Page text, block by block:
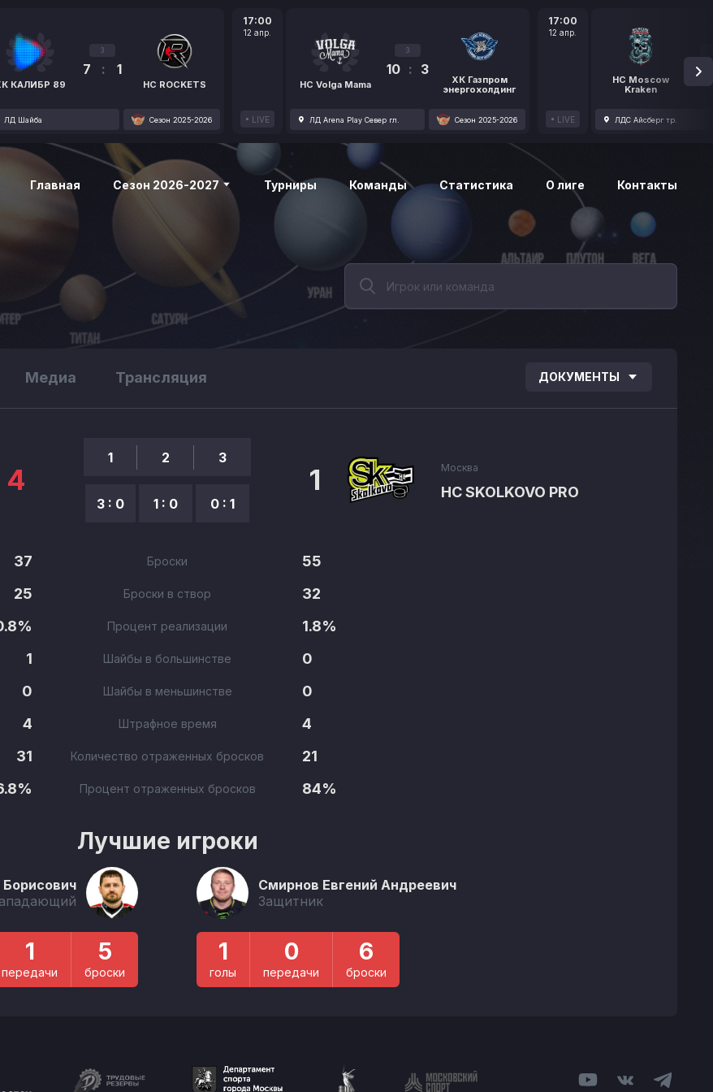
КАЛИБР 89
3
7 : 1
HC ROCKETS
ЛД Шайба Сезон 2025-2026
17:00
12 апр.
LIVE
HC Volga Mama
3
10 : 3
ХК Газпром
энергохолдинг
ЛД Arena Play Север гл. Сезон 2025-2026
17:00
12 апр.
LIVE
HC Moscow
Kraken
1
ЛДС Айсберг тр.
Главная Сезон 2026-2027 Турниры Команды Статистика О лиге Контакты
Медиа Трансляция ДОКУМЕНТЫ
4
1
3 : 0
2
1 : 0
3
0 : 1
Москва
HC SKOLKOVO PRO
1
37 Броски
55
25
Броски в створ
32
Процент реализации
1.8%
1
Шайбы в большинстве
0
0
Шайбы в меньшинстве
0
4
Штрафное время
4
31
Количество отраженных бросков
21
Процент отраженных бросков 84%
Лучшие игроки
1
передачи
5
броски
Смирнов Евгений Андреевич
Защитник
1
голы
0
передачи
6
броски